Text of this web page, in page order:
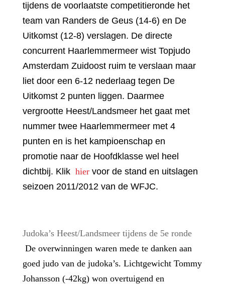
tijdens de voorlaatste competitieronde het
team van Randers de Geus (14-6) en De
Uitkomst (12-8) verslagen. De directe
concurrent Haarlemmermeer wist Topjudo
Amsterdam Zuidoost ruim te verslaan maar
liet door een 6-12 nederlaag tegen De
Uitkomst 2 punten liggen. Daarmee
vergrootte Heest/Landsmeer het gaat met
nummer twee Haarlemmermeer met 4
punten en is het kampioenschap en
promotie naar de Hoofdklasse wel heel
dichtbij. Klik hiervoor de stand en uitslagen
seizoen 2011/2012 van de WFJC.
Judoka’s Heest/Landsmeer tijdens de 5e ronde
De overwinningen waren mede te danken aan
goed judo van de judoka’s. Lichtgewicht Tommy
Johansson (-42kg) won overtuigend en